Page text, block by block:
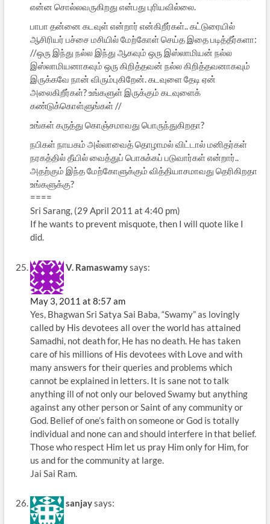
என்ன சொல்லவருகிறது என்பது புரியவில்லை.
பாபா தன்னை கடவுள் என்றார் என்கிறீர்கள்.. கட்டுரையில்
ஆசிரியர் பச்சை மசியில் மேற்கோள் செய்த இதை படித்தீர்களா:
//ஒரு இந்து நல்ல இந்து ஆகவும் ஒரு இஸ்லாமியன் நல்ல
இஸ்லாமியனாகவும் ஒரு கிறித்தவன் நல்ல கிறித்தவனாகவும்
இருக்கவே நான் விரும்புகிறேன். கடவுளை தேடி ஏன்
அலைகிறீர்கள்? உங்களுள் இருக்கும் கடவுளைக்
கண்டுக்கொள்ளுங்கள் //
உங்கள் கருத்து கொஞ்சமாவது பொருந்துகிறதா?
நபிகள் நாயகம் அல்லாவைத் தொழாமல் விட்டால் மனிதர்கள்
நரகத்தில் தீயில் வைத்துப் பொசுக்கப் படுவார்கள் என்றார்..
அதற்கும் இந்த மேற்கோளுக்கும் வித்தியாசமாவது தெரிகிறதா
உங்களுக்கு?
====
Sri Sarang, (29 April 2011 at 4:40 pm)
If he wants to prevent misquote, then I will quote like I
did.
V. Ramaswamysays:
May 3, 2011 at 8:57 am
Yes, Bhagwan Sri Satya Sai Baba, “Swamy” as lovingly
called by His devotees all over the world has attained
Samadhi, not death for, He has no death. He has taken
care of his millions of His devotees with Love and with
many answers for their queries and problems which
cannot be explained in letters. It is sane not to talk
anything ill of not only our beloved Swamy but anything
against any other person or Saint of any community or
God. Belief of one’s faith on someone or God is totally
individual and none can and should interfere in that belief.
Those who respect Him let us pray Him only for Him, for
us and for the community at large.
Jai Sai Ram.
sanjaysays: